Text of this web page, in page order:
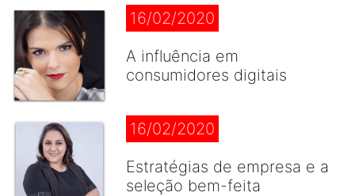
16/02/2020
A influência em
consumidores digitais
16/02/2020
Estratégias de empresa e a
seleção bem-feita